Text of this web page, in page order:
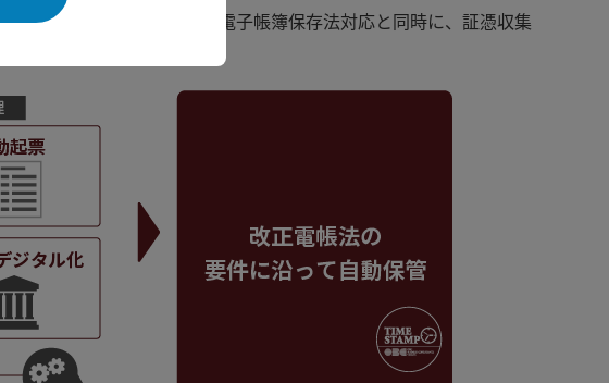
モデル」であれば、改正電子帳簿保存法対応と同時に、証憑収集
ます。